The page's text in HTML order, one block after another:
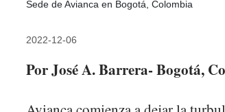
Sede de Avianca en Bogotá, Colombia
2022-12-06
Por José A. Barrera- Bogotá,